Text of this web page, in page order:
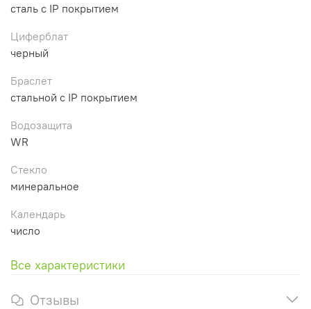
сталь с IP покрытием
Циферблат
черный
Браслет
стальной с IP покрытием
Водозащита
WR
Стекло
минеральное
Календарь
число
Все характеристики
Отзывы